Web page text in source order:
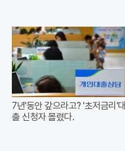
7년'동안 갚으라고? '초저금리'대
출 신청자 몰렸다.